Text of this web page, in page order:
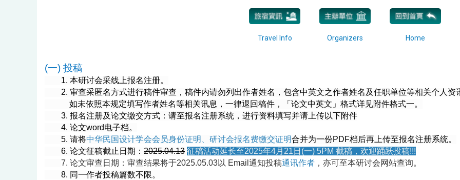
Travel Info Organizers Home
(一) 投稿
1. 本研讨会采线上报名注册。
2. 审查采匿名方式进行稿件审查，稿件内请勿列出作者姓名，包含中英文之作者姓名及任职单位等相关个人资
如未依照本规定填写作者姓名等相关讯息，一律退回稿件，「论文中英文」格式详见附件格式一。
3. 报名注册及论文缴交方式：请至报名注册系统，进行资料填写并请上传以下附件
4. 论文word电子档。
5. 请将中华民国设计学会会员身份证明、研讨会报名费缴交证明合并为一份PDF档后再上传至报名注册系统。
6. 论文征稿截止日期： 2025.04.13 征稿活动延长至2025年4月21日(一) 5PM 截稿，欢迎踊跃投稿!!!
7. 论文审查日期：审查结果将于2025.05.03以 Email通知投稿通讯作者 ，亦可至本研讨会网站查询。
8. 同一作者投稿篇数不限。